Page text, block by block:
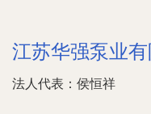
江苏华强泵业有
法人代表： 侯恒祥